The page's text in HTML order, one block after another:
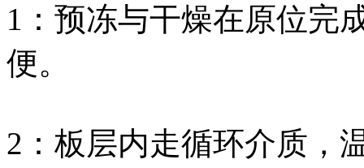
1：预冻与干燥在原位完
便。
2：板层内走循环介质，